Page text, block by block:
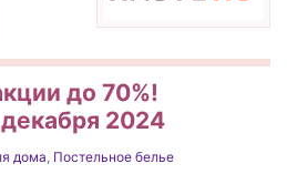
до 70%!
2024
дома, Постельное белье